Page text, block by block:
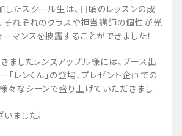
たスクール生は、日頃のレッスンの成
それぞれのクラスや担当講師の個性が光
マンスを披露することができました！
ましたレンズアップル様には、ブース出
「レンくん」の登場、プレゼント企画での
々なシーンで盛り上げていただきまし
ました。